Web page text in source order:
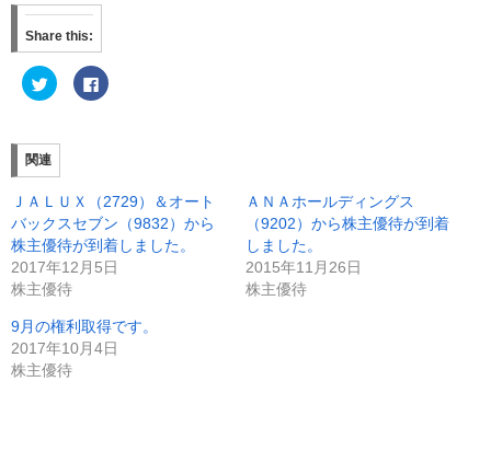
Share this:
ク
リ
て
T
w
t
e
r
で
共
有
(
新
し
い
ウ
ィ
ン
ド
F
a
共
有
す
る
に
は
ク
ク
し
て
く
関連
ＪＡＬＵＸ（2729）＆オート
バックスセブン（9832）から
株主優待が到着しました。
2017年12月5日
株主優待
ＡＮＡホールディングス
（9202）から株主優待が到着
しました。
2015年11月26日
株主優待
9月の権利取得です。
2017年10月4日
株主優待